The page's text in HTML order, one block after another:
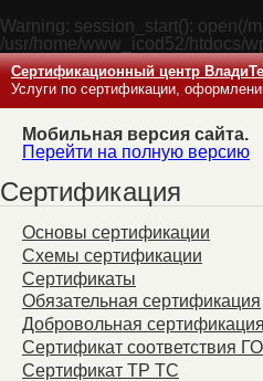
Warning: session_start(): open(/
/usr/home/www_icod52/htdocs/
Сертификационный центр
Услуги по сертификации,
Мобильная версия сайта.
Перейти на полную версию
Сертификация
Основы сертификации
Схемы сертификации
Сертификаты
Обязательная сертификация
Добровольная сертификация
Сертификат соответствия
Сертификат ТР ТС